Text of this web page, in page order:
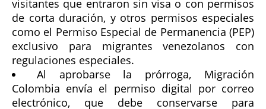
visitantes que entraron sin visa o con permisos
de corta duración, y otros permisos especiales
como el Permiso Especial de Permanencia (PEP)
exclusivo para migrantes venezolanos con
regulaciones especiales.
Al aprobarse la prórroga, Migración
Colombia envía el permiso digital por correo
electrónico, que debe conservarse para